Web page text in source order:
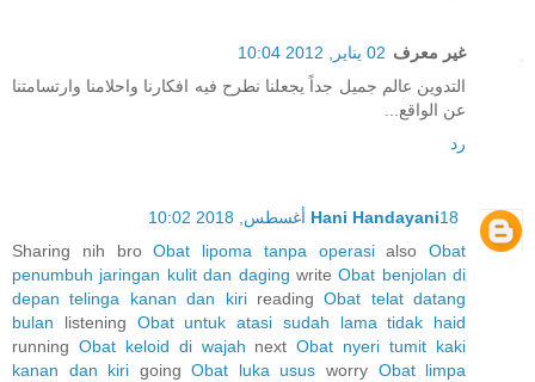
غير معرف 02 يناير, 2012 10:04
التدوين عالم جميل جداً يجعلنا نطرح فيه افكارنا واحلامنا وارتسامتنا
عن الواقع...
رد
Hani Handayani18 أغسطس, 2018 10:02
Sharing nih broObat lipoma tanpa operasialso Obat
penumbuh jaringan kulit dan daging writeObat benjolan di
depan telinga kanan dan kirireadingObat telat datang
bulan listening Obat untuk atasi sudah lama tidak haid
running Obat keloid di wajah nextObat nyeri tumit kaki
kanan dan kiri goingObat luka usus worry Obat limpa